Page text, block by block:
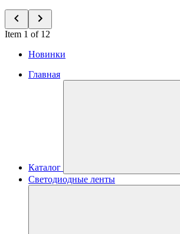
Item 1 of 12
Новинки
Главная
Каталог
Светодиодные ленты